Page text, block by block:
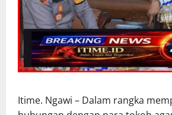
Itime. Ngawi – Dalam rangka